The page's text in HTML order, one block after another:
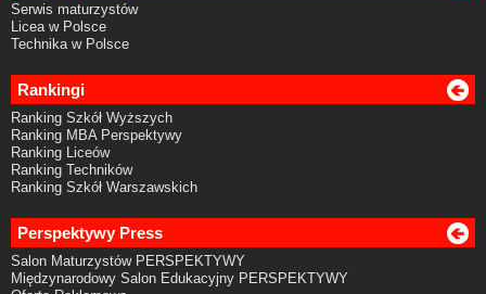
Serwis maturzystów
Licea w Polsce
Technika w Polsce
Rankingi
Ranking Szkół Wyższych
Ranking MBA Perspektywy
Ranking Liceów
Ranking Techników
Ranking Szkół Warszawskich
Perspektywy Press
Salon Maturzystów PERSPEKTYWY
Międzynarodowy Salon Edukacyjny PERSPEKTYWY